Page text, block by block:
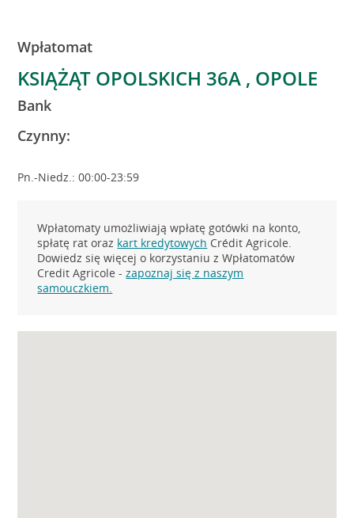
Wpłatomat
KSIĄŻĄT OPOLSKICH 36A , OPOLE
Bank
Czynny:
Pn.-Niedz.: 00:00-23:59
Wpłatomaty umożliwiają wpłatę gotówki na konto,
spłatę rat oraz kart kredytowych Crédit Agricole.
Dowiedz się więcej o korzystaniu z Wpłatomatów
Credit Agricole -zapoznaj się z naszym
samouczkiem.